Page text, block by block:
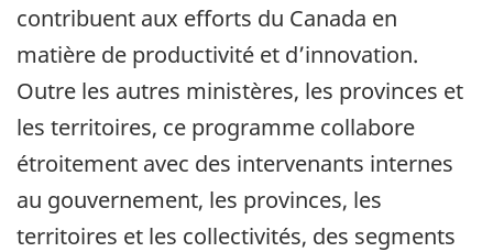
contribuent aux efforts du Canada en
matière de productivité et d’innovation.
Outre les autres ministères, les provinces et
les territoires, ce programme collabore
étroitement avec des intervenants internes
au gouvernement, les provinces, les
territoires et les collectivités, des segments